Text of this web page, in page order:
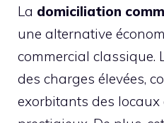
La domiciliation
une alternative
commercial classique.
des charges élevées,
exorbitants des